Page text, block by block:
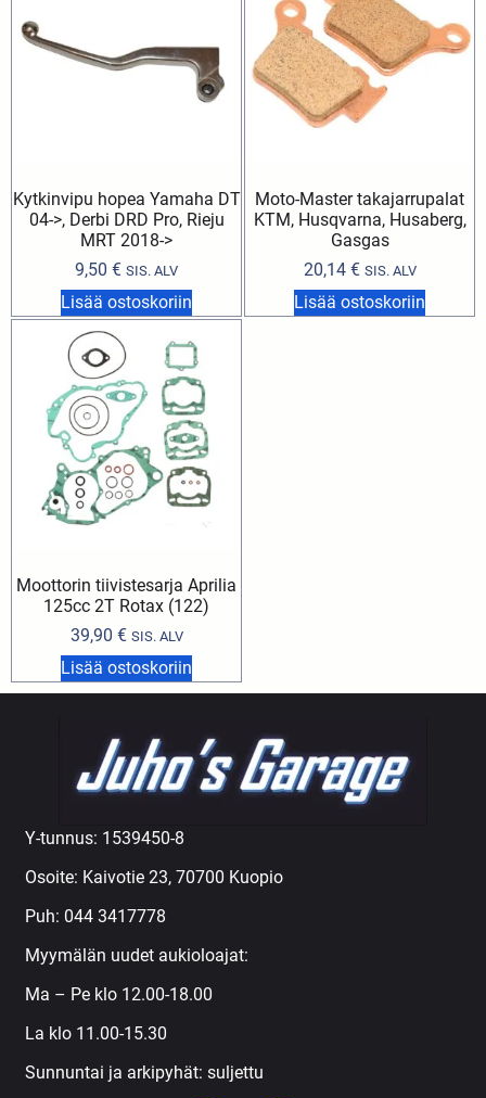
Kytkinvipu hopea Yamaha DT
04->, Derbi DRD Pro, Rieju
MRT 2018->
9,50 € SIS. ALV
Lisää ostoskoriin
Moto-Master takajarrupalat
KTM, Husqvarna, Husaberg,
Gasgas
20,14 € SIS. ALV
Lisää ostoskoriin
Moottorin tiivistesarja Aprilia
125cc 2T Rotax (122)
39,90 € SIS. ALV
Lisää ostoskoriin
Y-tunnus: 1539450-8
Osoite: Kaivotie 23, 70700 Kuopio
Puh: 044 3417778
Myymälän uudet aukioloajat:
Ma – Pe klo 12.00-18.00
La klo 11.00-15.30
Sunnuntai ja arkipyhät: suljettu